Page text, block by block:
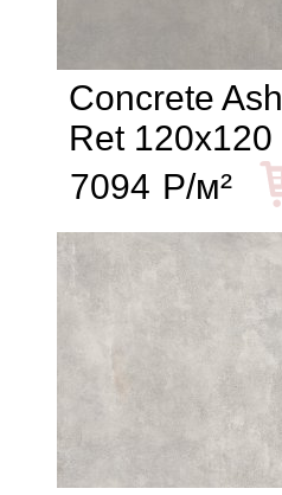
Concrete Ash
Ret 120x120
7094 Р/м²